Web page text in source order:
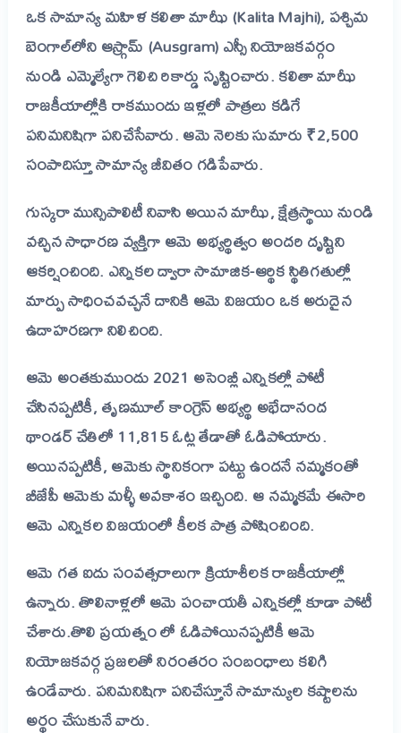
ఒక సామాన్య మహిళ కలితా మాఝీ (Kalita Majhi), పశ్చిమ
బెంగాల్‌లోని ఆస్గ్రామ్ (Ausgram) ఎస్సీ నియోజకవర్గం
నుండి ఎమ్మెల్యేగాగెలిచి రికార్డు సృష్టించారు. కలితా మాఝీ
రాజకీయాల్లోకి రాకముందు ఇళ్లలో పాత్రలు కడిగే
పనిమనిషిగా పనిచేసేవారు. ఆమె నెలకు సుమారు ₹2,500
సంపాదిస్తూ సామాన్య జీవితం గడిపేవారు.
గుస్కరా మున్సిపాలిటీ నివాసి అయిన మాఝీ, క్షేత్రస్థాయి నుండి
వచ్చిన సాధారణ వ్యక్తిగా ఆమె అభ్యర్థిత్వం అందరి దృష్టిని
ఆకర్షించింది. ఎన్నికల ద్వారా సామాజిక-ఆర్థిక స్థితిగతుల్లో
మార్పు సాధించవచ్చనే దానికి ఆమె విజయం ఒక అరుదైన
ఉదాహరణగా నిలిచింది.
ఆమె అంతకుముందు 2021 అసెంబ్లీ ఎన్నికల్లో పోటీ
చేసినప్పటికీ, తృణమూల్ కాంగ్రెస్ అభ్యర్థి అభేదానంద
థాండర్ చేతిలో 11,815 ఓట్ల తేడాతో ఓడిపోయారు.
అయినప్పటికీ, ఆమెకు స్థానికంగా పట్టు ఉందనే నమ్మకంతో
బీజేపీ ఆమెకు మళ్ళీ అవకాశం ఇచ్చింది. ఆ నమ్మకమే ఈసారి
ఆమె ఎన్నికల విజయంలో కీలక పాత్ర పోషించింది.
ఆమె గత ఐదు సంవత్సరాలుగా క్రియాశీలక రాజకీయాల్లో
ఉన్నారు. తొలినాళ్లలో ఆమె పంచాయతీ ఎన్నికల్లో కూడా పోటీ
చేశారు.తొలి ప్రయత్నం లో ఓడిపోయినప్పటికీ ఆమె
నియోజకవర్గ ప్రజలతో నిరంతరం సంబంధాలు కలిగి
ఉండేవారు. పనిమనిషిగా పనిచేస్తూనే సామాన్యుల కష్టాలను
అర్థం చేసుకునే వారు.